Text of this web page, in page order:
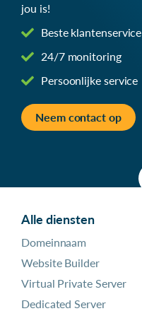
jou is!
Beste klantenservice
24/7 monitoring
Persoonlijke service
Neem contact op
Alle diensten
Domeinnaam
Website Builder
Virtual Private Server
Dedicated Server